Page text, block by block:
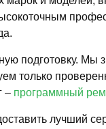
подготовку. Мы
только
– программный
лучший